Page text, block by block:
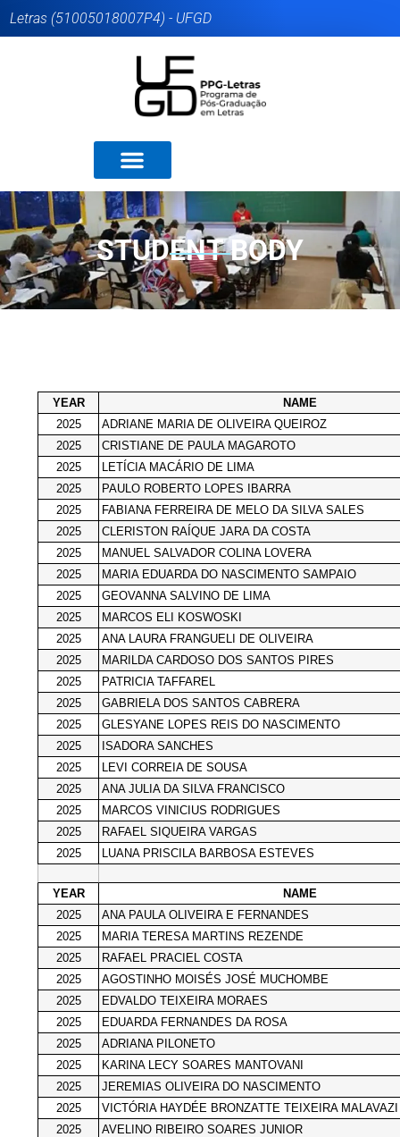
Letras (51005018007P4) - UFGD
STUDENT BODY
YEAR
NAME
2025
ADRIANE MARIA DE OLIVEIRA QUEIROZ
2025
CRISTIANE DE PAULA MAGAROTO
2025
LETÍCIA MACÁRIO DE LIMA
2025
PAULO ROBERTO LOPES IBARRA
2025
FABIANA FERREIRA DE MELO DA SILVA SALES
2025
CLERISTON RAÍQUE JARA DA COSTA
2025
MANUEL SALVADOR COLINA LOVERA
2025
MARIA EDUARDA DO NASCIMENTO SAMPAIO
2025
GEOVANNA SALVINO DE LIMA
2025
MARCOS ELI KOSWOSKI
2025
ANA LAURA FRANGUELI DE OLIVEIRA
2025
MARILDA CARDOSO DOS SANTOS PIRES
2025
PATRICIA TAFFAREL
2025
GABRIELA DOS SANTOS CABRERA
2025
GLESYANE LOPES REIS DO NASCIMENTO
2025
ISADORA SANCHES
2025
LEVI CORREIA DE SOUSA
2025
ANA JULIA DA SILVA FRANCISCO
2025
MARCOS VINICIUS RODRIGUES
2025
RAFAEL SIQUEIRA VARGAS
2025
LUANA PRISCILA BARBOSA ESTEVES
YEAR
NAME
2025
ANA PAULA OLIVEIRA E FERNANDES
2025
MARIA TERESA MARTINS REZENDE
2025
RAFAEL PRACIEL COSTA
2025
AGOSTINHO MOISÉS JOSÉ MUCHOMBE
2025
EDVALDO TEIXEIRA MORAES
2025
EDUARDA FERNANDES DA ROSA
2025
ADRIANA PILONETO
2025
KARINA LECY SOARES MANTOVANI
2025
JEREMIAS OLIVEIRA DO NASCIMENTO
2025
VICTÓRIA HAYDÉE BRONZATTE TEIXEIRA MALAVAZI
2025
AVELINO RIBEIRO SOARES JUNIOR